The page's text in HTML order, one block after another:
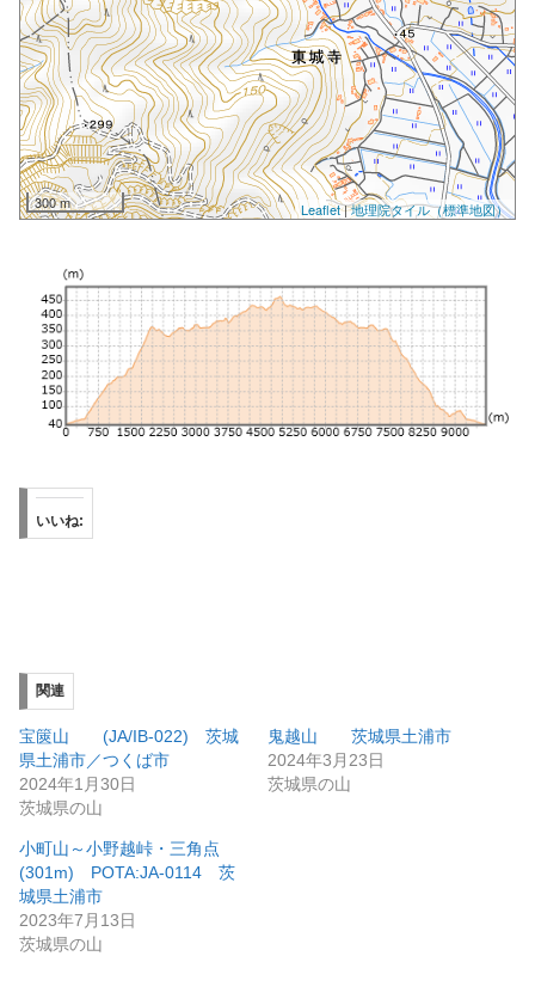
いいね:
関連
宝篋山 (JA/IB-022) 茨城
県土浦市／つくば市
2024年1月30日
茨城県の山
鬼越山 茨城県土浦市
2024年3月23日
茨城県の山
小町山～小野越峠・三角点
(301m) POTA:JA-0114 茨
城県土浦市
2023年7月13日
茨城県の山